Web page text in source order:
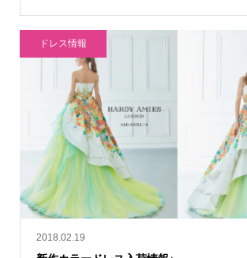
2018.02.19
ドレス情報